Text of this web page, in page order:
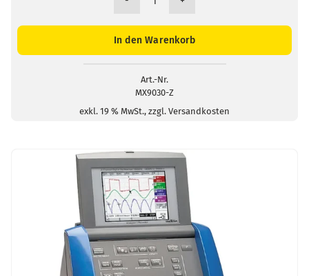
MX
Differenzspannungssonde
Kabelausgang
Menge
In den Warenkorb
Art.-Nr.
MX9030-Z
exkl. 19 % MwSt., zzgl. Versandkosten